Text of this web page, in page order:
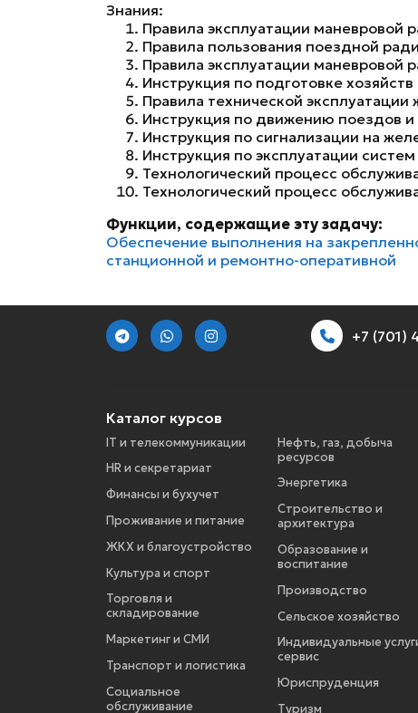
Знания:
Правила эксплуатации маневровой
Правила пользования поездной
Правила эксплуатации маневровой
Инструкция по подготовке
Правила технической
Инструкция по движению поездов
Инструкция по сигнализации на
Инструкция по эксплуатации
Технологический процесс
Технологический процесс
Функции, содержащие эту задачу:
Обеспечение выполнения на
станционной и ремонтно-оперативной
+7 (701)
Каталог курсов
IT и телекоммуникации
HR и секретариат
Финансы и бухучет
Проживание и питание
ЖКХ и благоустройство
Культура и спорт
Торговля и
складирование
Маркетинг и СМИ
Транспорт и логистика
Социальное
обслуживание
Нефть, газ, добыча
ресурсов
Энергетика
Строительство и
архитектура
Образование и
воспитание
Производство
Сельское хозяйство
Индивидуальные
сервис
Юриспруденция
Туризм